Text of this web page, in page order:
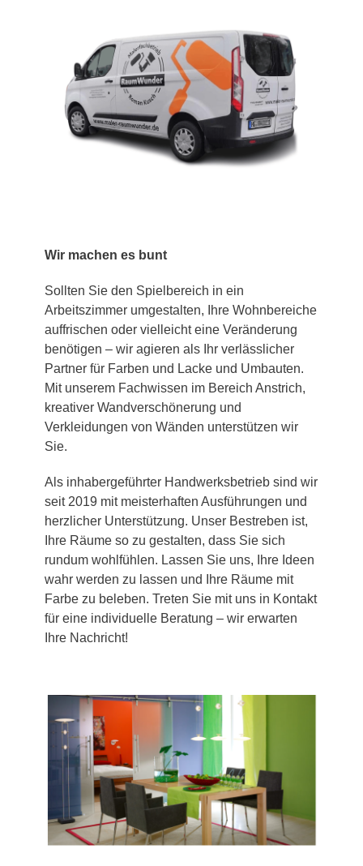
Wir machen es bunt
Sollten Sie den Spielbereich in ein
Arbeitszimmer umgestalten, Ihre Wohnbereiche
auffrischen oder vielleicht eine Veränderung
benötigen – wir agieren als Ihr verlässlicher
Partner für Farben und Lacke und Umbauten.
Mit unserem Fachwissen im Bereich Anstrich,
kreativer Wandverschönerung und
Verkleidungen von Wänden unterstützen wir
Sie.
Als inhabergeführter Handwerksbetrieb sind wir
seit 2019 mit meisterhaften Ausführungen und
herzlicher Unterstützung. Unser Bestreben ist,
Ihre Räume so zu gestalten, dass Sie sich
rundum wohlfühlen. Lassen Sie uns, Ihre Ideen
wahr werden zu lassen und Ihre Räume mit
Farbe zu beleben. Treten Sie mit uns in Kontakt
für eine individuelle Beratung – wir erwarten
Ihre Nachricht!